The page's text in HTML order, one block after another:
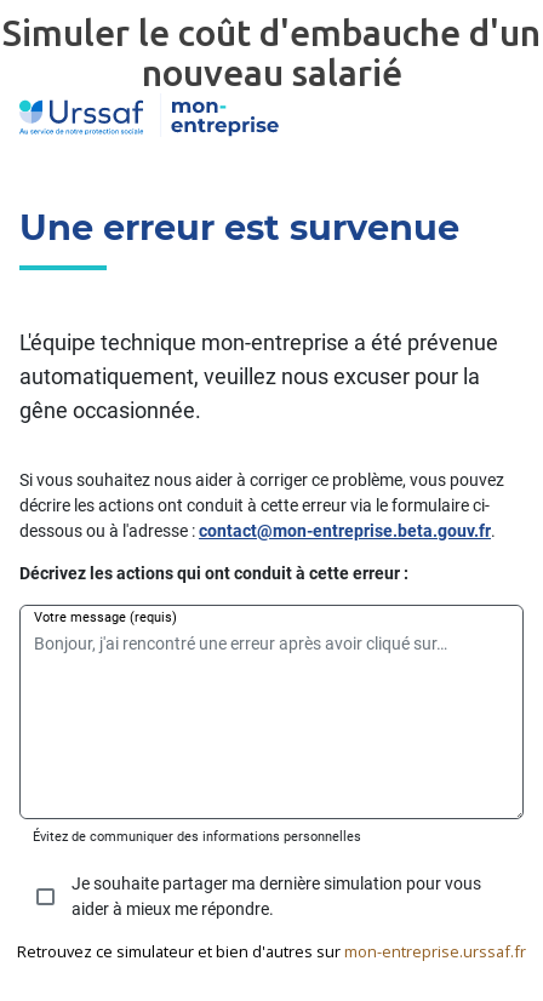
Simuler le coût d'embauche d'un
nouveau salarié
Retrouvez ce simulateur et bien d'autres surmon-entreprise.urssaf.fr